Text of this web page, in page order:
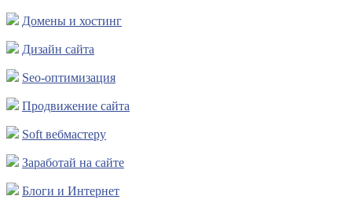
Домены и хостинг
Дизайн сайта
Seo-оптимизация
Продвижение сайта
Soft вебмастеру
Заработай на сайте
Блоги и Интернет